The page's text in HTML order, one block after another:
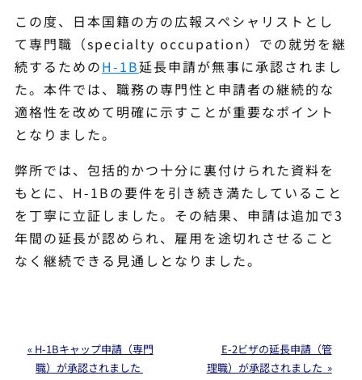
この度、日本国籍の方の広報スペシャリストとし
て専門職（specialty occupation）での就労を継
続するためのH-1B延長申請が無事に承認されまし
た。本件では、職務の専門性と申請者の継続的な
適格性を改めて明確に示すことが重要なポイント
となりました。
弊所では、包括的かつ十分に裏付けられた資料を
もとに、H-1Bの要件を引き続き満たしていること
を丁寧に立証しました。その結果、申請は追加で3
年間の延長が認められ、雇用を途切れさせること
なく継続できる見通しとなりました。
« H-1Bキャップ申請（専門
職）が承認されました
E-2ビザの延長申請（管
理職）が承認されました »